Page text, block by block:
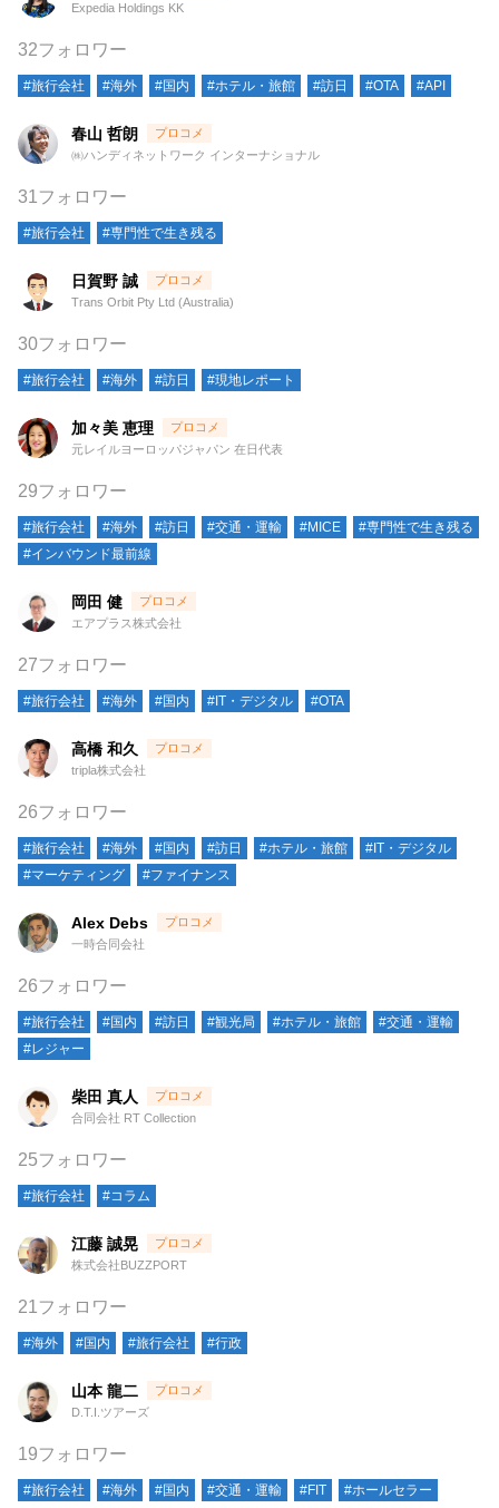
Expedia Holdings KK
32フォロワー
#旅行会社 #海外 #国内 #ホテル・旅館 #訪日 #OTA #API
春山 哲朗
㈱ハンディネットワーク インターナショナル
31フォロワー
#旅行会社 #専門性で生き残る
日賀野 誠
Trans Orbit Pty Ltd (Australia)
30フォロワー
#旅行会社 #海外 #訪日 #現地レポート
加々美 恵理
元レイルヨーロッパジャパン 在日代表
29フォロワー
#旅行会社 #海外 #訪日 #交通・運輸 #MICE
#専門性で生き残る
#インバウンド最前線
岡田 健
エアプラス株式会社
27フォロワー
#旅行会社 #海外 #国内 #IT・デジタル #OTA
高橋 和久
tripla株式会社
26フォロワー
#旅行会社 #海外 #国内 #訪日 #ホテル・旅館
#IT・デジタル
#マーケティング
#ファイナンス
Alex Debs
一時合同会社
26フォロワー
#旅行会社 #国内 #訪日 #観光局 #ホテル・旅館
#交通・運輸
#レジャー
柴田 真人
合同会社 RT Collection
25フォロワー
#旅行会社 #コラム
江藤 誠晃
株式会社BUZZPORT
21フォロワー
#海外 #国内 #旅行会社 #行政
山本 龍二
D.T.I.ツアーズ
19フォロワー
#旅行会社 #海外 #国内 #交通・運輸 #FIT #ホールセラー